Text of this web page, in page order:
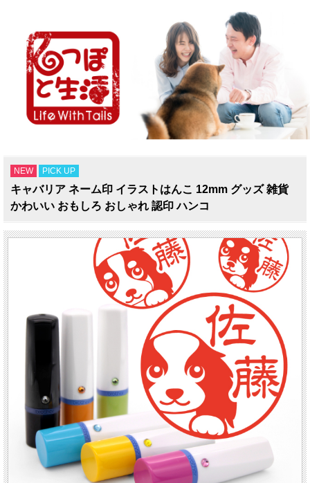
NEW PICK UP
キャバリア ネーム印 イラストはんこ 12mm グッズ 雑貨
かわいい おもしろ おしゃれ 認印 ハンコ